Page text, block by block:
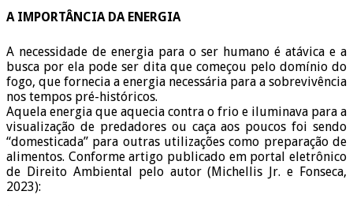
A IMPORTÂNCIA DA ENERGIA
A necessidade de energia para o ser humano é atávica e a
busca por ela pode ser dita que começou pelo domínio do
fogo, que fornecia a energia necessária para a sobrevivência
nos tempos pré-históricos.
Aquela energia que aquecia contra o frio e iluminava para a
visualização de predadores ou caça aos poucos foi sendo
“domesticada” para outras utilizações como preparação de
alimentos. Conforme artigo publicado em portal eletrônico
de Direito Ambiental pelo autor (Michellis Jr. e Fonseca,
2023):